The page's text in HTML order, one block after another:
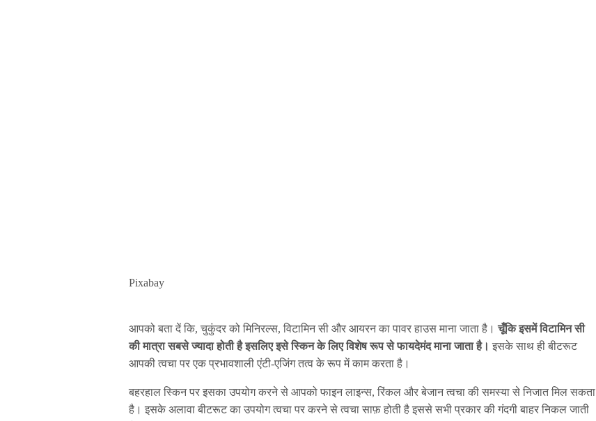
Pixabay
आपको बता दें कि, चुकुंदर को मिनिरल्स, विटामिन सी और आयरन का पावर हाउस माना जाता है।चूँकि इसमें विटामिन सी
की मात्रा सबसे ज्यादा होती है इसलिए इसे स्किन के लिए विशेष रूप से फायदेमंद माना जाता है।इसके साथ ही बीटरूट
आपकी त्वचा पर एक प्रभावशाली एंटी-एजिंग तत्व के रूप में काम करता है।
बहरहाल स्किन पर इसका उपयोग करने से आपको फाइन लाइन्स, रिंकल और बेजान त्वचा की समस्या से निजात मिल सकता
है। इसके अलावा बीटरूट का उपयोग त्वचा पर करने से त्वचा साफ़ होती है इससे सभी प्रकार की गंदगी बाहर निकल जाती